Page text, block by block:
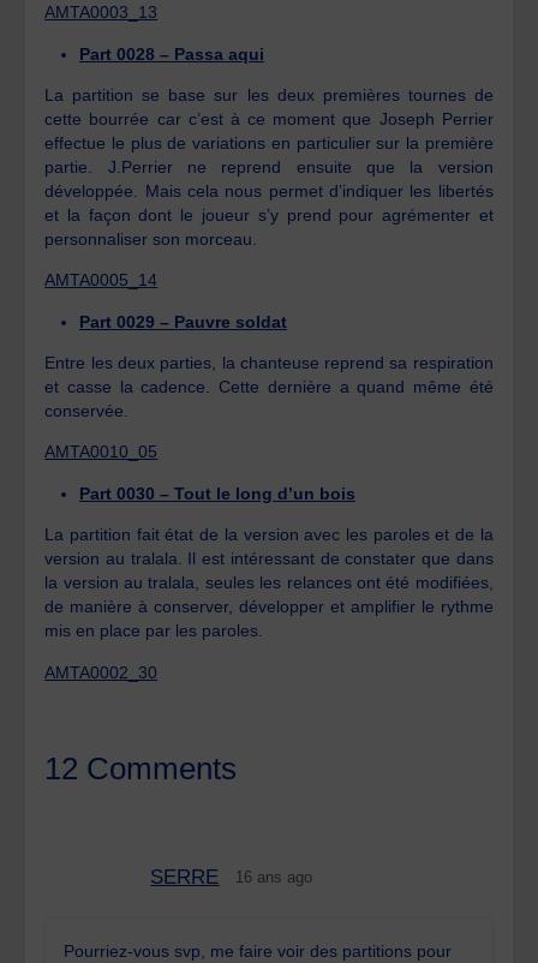
AMTA0003_13
Part 0028 – Passa aqui
La partition se base sur les deux premières tournes de
cette bourrée car c’est à ce moment que Joseph Perrier
effectue le plus de variations en particulier sur la première
partie. J.Perrier ne reprend ensuite que la version
développée. Mais cela nous permet d’indiquer les libertés
et la façon dont le joueur s’y prend pour agrémenter et
personnaliser son morceau.
AMTA0005_14
Part 0029 – Pauvre soldat
Entre les deux parties, la chanteuse reprend sa respiration
et casse la cadence. Cette dernière a quand même été
conservée.
AMTA0010_05
Part 0030 – Tout le long d’un bois
La partition fait état de la version avec les paroles et de la
version au tralala. Il est intéressant de constater que dans
la version au tralala, seules les relances ont été modifiées,
de manière à conserver, développer et amplifier le rythme
mis en place par les paroles.
AMTA0002_30
12 Comments
SERRE 16 ans ago
Pourriez-vous svp, me faire voir des partitions pour